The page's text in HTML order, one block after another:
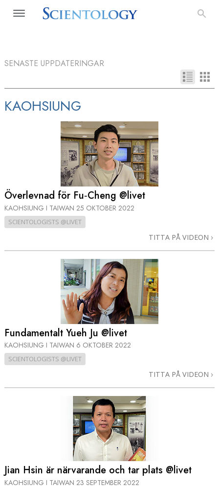
SENASTE UPPDATERINGAR
KAOHSIUNG
Överlevnad för Fu‑Cheng @livet
KAOHSIUNG I TAIWAN 25 OKTOBER 2022
SCIENTOLOGISTS @LIVET
TITTA PÅ VIDEON
Fundamentalt Yueh Ju @livet
KAOHSIUNG I TAIWAN 6 OKTOBER 2022
SCIENTOLOGISTS @LIVET
TITTA PÅ VIDEON
Jian Hsin är närvarande och tar plats @livet
KAOHSIUNG I TAIWAN 23 SEPTEMBER 2022